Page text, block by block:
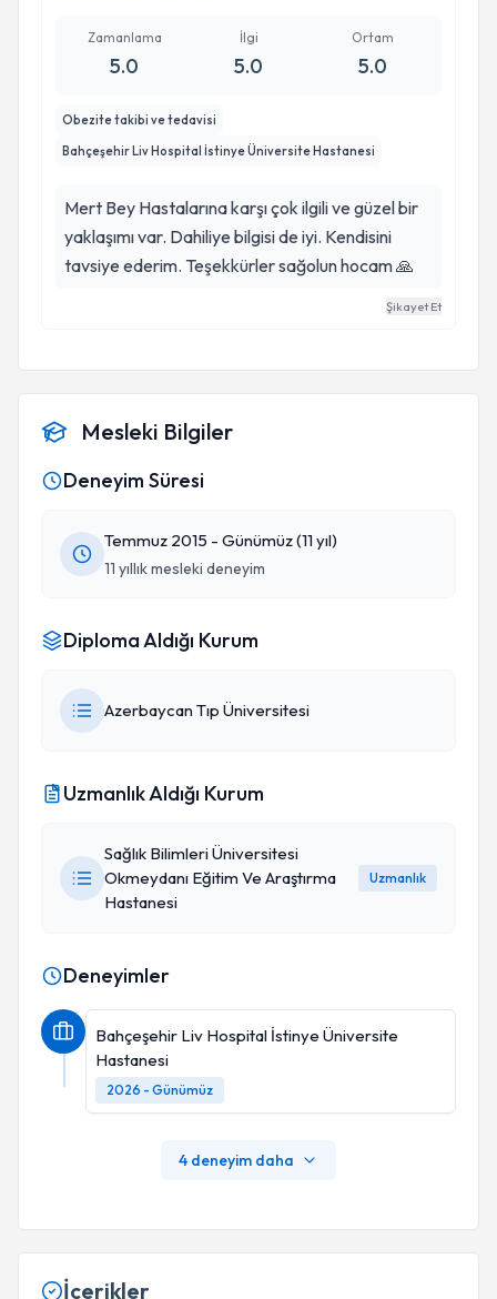
Zamanlama
5.0
İlgi
5.0
Ortam
5.0
Obezite takibi ve tedavisi
Bahçeşehir Liv Hospital İstinye Üniversite Hastanesi
Mert Bey Hastalarına karşı çok ilgili ve güzel bir
yaklaşımı var. Dahiliye bilgisi de iyi. Kendisini
tavsiye ederim. Teşekkürler sağolun hocam 🙏
Şikayet Et
Mesleki Bilgiler
Deneyim Süresi
Temmuz 2015 - Günümüz (11 yıl)
11 yıllık mesleki deneyim
Diploma Aldığı Kurum
Azerbaycan Tıp Üniversitesi
Uzmanlık Aldığı Kurum
Sağlık Bilimleri Üniversitesi
Okmeydanı Eğitim Ve Araştırma
Hastanesi
Uzmanlık
Deneyimler
Bahçeşehir Liv Hospital İstinye Üniversite
Hastanesi
2026 - Günümüz
4 deneyim daha
İçerikler